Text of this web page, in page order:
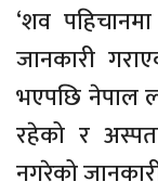
‘शव
जानकारी
भएपछि नेपाल
रहेको र
नगरेको